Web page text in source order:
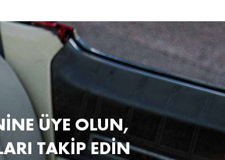
ÜYE OLUN,
TAKİP EDİN